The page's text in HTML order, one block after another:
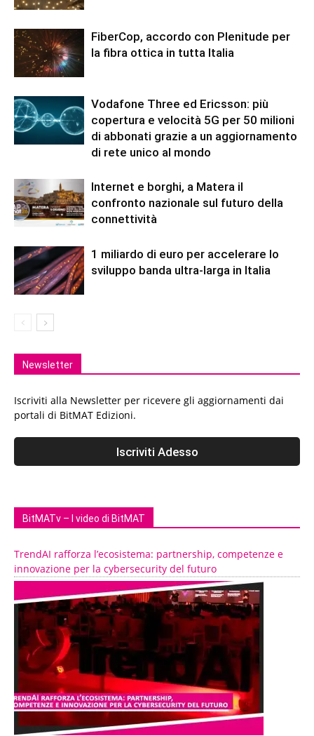
FiberCop, accordo con Plenitude per
la fibra ottica in tutta Italia
Vodafone Three ed Ericsson: più
copertura e velocità 5G per 50 milioni
di abbonati grazie a un aggiornamento
di rete unico al mondo
Internet e borghi, a Matera il
confronto nazionale sul futuro della
connettività
1 miliardo di euro per accelerare lo
sviluppo banda ultra-larga in Italia
Newsletter
Iscriviti alla Newsletter per ricevere gli aggiornamenti dai
portali di BitMAT Edizioni.
BitMATv – I video di BitMAT
TrendAI rafforza l’ecosistema: partnership, competenze e
innovazione per la cybersecurity del futuro